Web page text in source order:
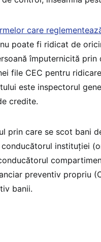
care
poate fi ridicat de
împuternicită
file CEC pentru
este inspectorul
credite.
prin care se scot bani
conducătorul instituției
preventiv propriu
banii.